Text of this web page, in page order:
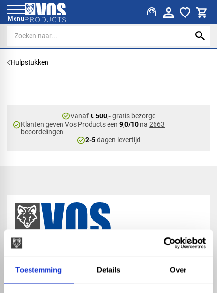
Toestemming Details Over
Menu support_agent
Hulpstukken
check_circleVanaf€ 500,-gratis bezorgd
check_circleKlanten geven Vos Products een9,0/10 na2663
beoordelingen
check_circle2-5dagen levertijd
phone_enabled +31 416 75 02 55
mail info@vosproducts.nl